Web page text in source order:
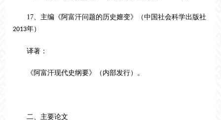
17、 主编《阿富汗问题的历史嬗变》（中国社会科学出版社
2013年）
译著：
《阿富汗现代史纲要》（内部发行）。
二、主要论文